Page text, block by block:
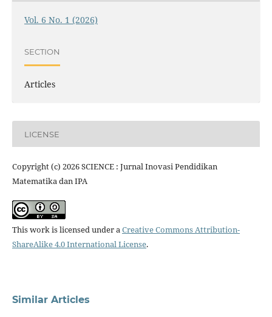
Vol. 6 No. 1 (2026)
SECTION
Articles
LICENSE
Copyright (c) 2026 SCIENCE : Jurnal Inovasi Pendidikan
Matematika dan IPA
This work is licensed under aCreative Commons Attribution-
ShareAlike 4.0 International License.
Similar Articles